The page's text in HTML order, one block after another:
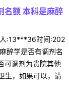
名额 本科是麻醉
人:13***36时间:202
醉学是否有调剂名
可调剂为贵院其他
生，如果可以，请